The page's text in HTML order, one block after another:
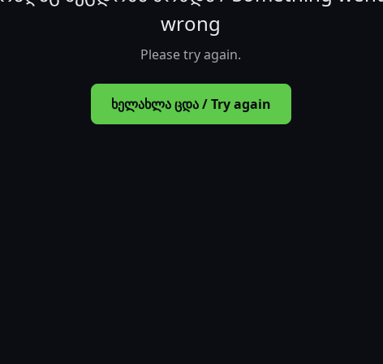
wrong
Please try again.
ხელახლა ცდა / Try again